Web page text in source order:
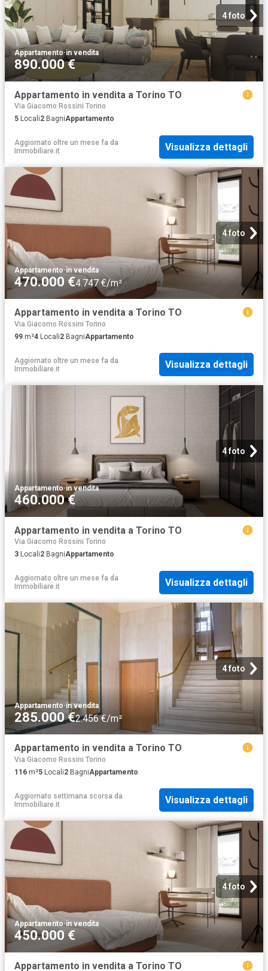
4 foto
Appartamento·in vendita
890.000 €
Appartamento in vendita a Torino TO
Via Giacomo Rossini Torino
5 Locali2 BagniAppartamento
Aggiornato oltre un mese fa da
Immobiliare.it
Visualizza dettagli
4 foto
Appartamento·in vendita
470.000 €4.747 €/m²
Appartamento in vendita a Torino TO
Via Giacomo Rossini Torino
99 m²4 Locali2 BagniAppartamento
Aggiornato oltre un mese fa da
Immobiliare.it
Visualizza dettagli
4 foto
Appartamento·in vendita
460.000 €
Appartamento in vendita a Torino TO
Via Giacomo Rossini Torino
3 Locali2 BagniAppartamento
Aggiornato oltre un mese fa da
Immobiliare.it
Visualizza dettagli
4 foto
Appartamento·in vendita
285.000 €2.456 €/m²
Appartamento in vendita a Torino TO
Via Giacomo Rossini Torino
116 m²5 Locali2 BagniAppartamento
Aggiornato settimana scorsa da
Immobiliare.it
Visualizza dettagli
4 foto
Appartamento·in vendita
450.000 €
Appartamento in vendita a Torino TO